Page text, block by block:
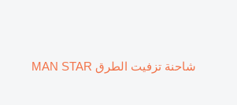
شاحنة تزفيت الطرق MAN STAR